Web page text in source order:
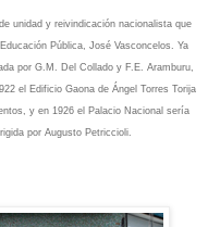
unidad y reivindicación nacionalista que
Pública, José Vasconcelos. Ya
por G.M. Del Collado y F.E. Aramburu,
el Edificio Gaona de Ángel Torres Torija
y en 1926 el Palacio Nacional sería
por Augusto Petriccioli.